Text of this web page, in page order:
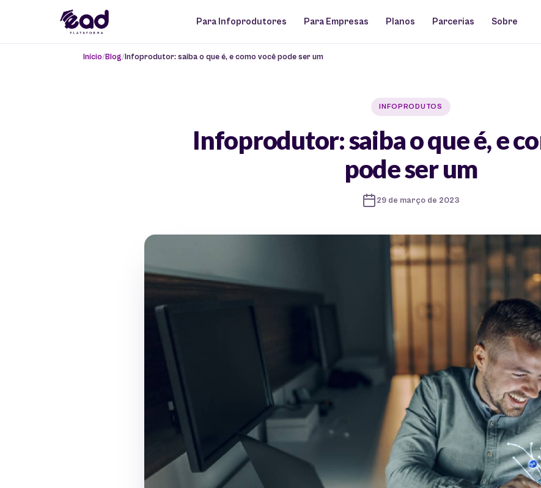
Para Infoprodutores Para Empresas Planos Parcerias Sobre
Início Blog Infoprodutor: saiba o que é, e como você pode ser um
INFOPRODUTOS
Infoprodutor: saiba o que é, e
pode ser um
29 de março de 2023